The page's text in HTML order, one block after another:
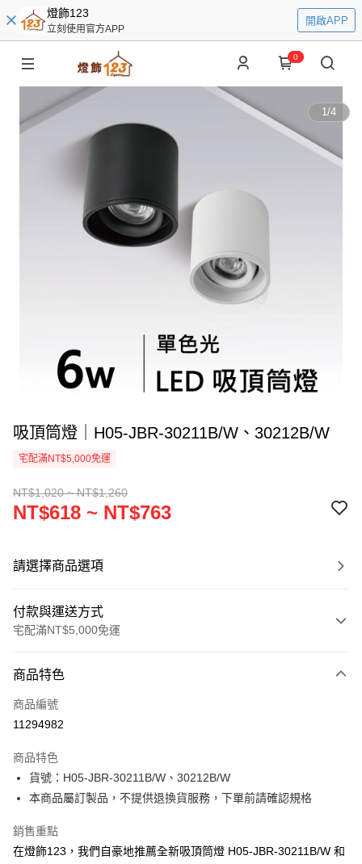
燈飾123
立刻使用官方APP
開啟APP
0
1/4
吸頂筒燈｜H05-JBR-30211B/W、30212B/W
宅配滿NT$5,000免運
NT$1,020 ~ NT$1,260
NT$618 ~ NT$763
請選擇商品選項
付款與運送方式
宅配滿NT$5,000免運
信用卡一次付款
LINE Pay
街口支付
悠遊付
Google Pay
商品特色
商品編號
11294982
商品特色
貨號：H05-JBR-30211B/W、30212B/W
本商品屬訂製品，不提供退換貨服務，下單前請確認規格
銷售重點
在燈飾123，我們自豪地推薦全新吸頂筒燈 H05-JBR-30211B/W 和